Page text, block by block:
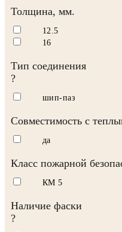
Толщина, мм.
12.5
16
Тип соединения
?
шип-паз
Совместимость с
да
Класс пожарной
КМ 5
Наличие фаски
?